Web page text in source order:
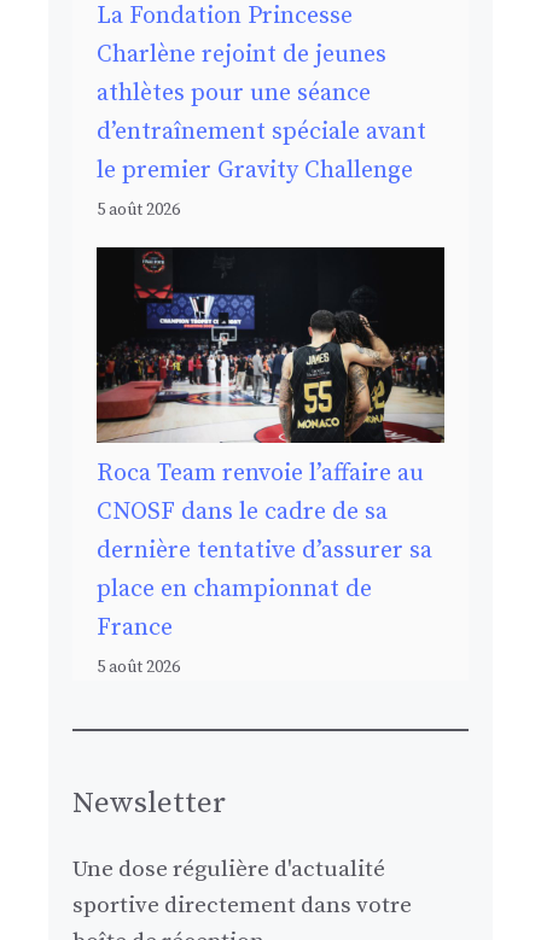
La Fondation Princesse
Charlène rejoint de jeunes
athlètes pour une séance
d’entraînement spéciale avant
le premier Gravity Challenge
5 août 2026
Roca Team renvoie l’affaire au
CNOSF dans le cadre de sa
dernière tentative d’assurer sa
place en championnat de
France
5 août 2026
Newsletter
Une dose régulière d'actualité
sportive directement dans votre